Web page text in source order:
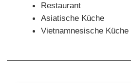
Restaurant
Asiatische Küche
Vietnamnesische Küche